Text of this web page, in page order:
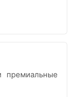
премиальные